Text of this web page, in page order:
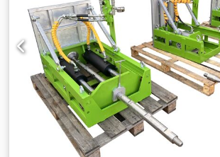
snaga motora: cca 5,4 KS dimenzije: cca
vlastita masa: cca 182 kg Moguća
ili kompleta s Ditch Witch FT5 ispiralicom.
bavimo prodajom građevinskih,
specijaliziranih strojeva. Također smo
marke Subaru. Mogućnost organizacije
željenu adresu na području cijele
informacija, slika, videozapisa i tehničkih
kontaktirajte naše prodavače. Kontaktirajte
informacija.